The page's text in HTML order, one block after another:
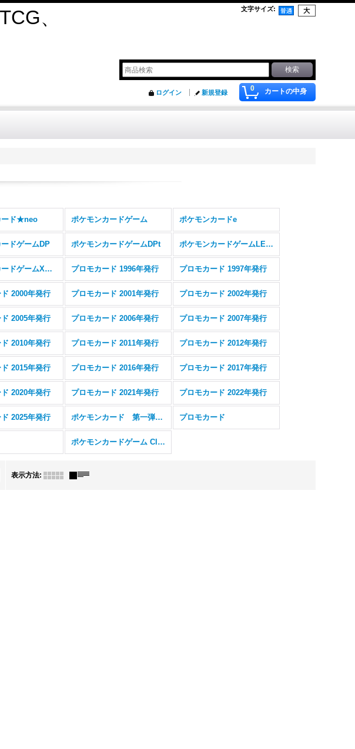
、
文字サイズ:
0 カートの中身
ログイン 新規登録
ード★neo ポケモンカードゲーム ポケモンカードe
ドゲームDP ポケモンカードゲームDPt ポケモンカードゲームLEGEND
ポケモンカードゲームXYBREAK プロモカード 1996年発行 プロモカード 1997年発行
2000年発行 プロモカード 2001年発行 プロモカード 2002年発行
2005年発行 プロモカード 2006年発行 プロモカード 2007年発行
2010年発行 プロモカード 2011年発行 プロモカード 2012年発行
2015年発行 プロモカード 2016年発行 プロモカード 2017年発行
2020年発行 プロモカード 2021年発行 プロモカード 2022年発行
2025年発行 ポケモンカード 第一弾 初版 (レアリティシンボルなし) 旧裏面 プロモカード
ポケモンカードゲーム Classic
表示方法: